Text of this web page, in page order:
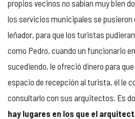
propios vecinos no sabían muy bien
los servicios municipales se pusieron
leñador, para que los turistas
como Pedro, cuando un funcionario
sucediendo, le ofreció dinero para
espacio de recepción al turista, él le
consultarlo con sus arquitectos. Es
hay lugares en los que el